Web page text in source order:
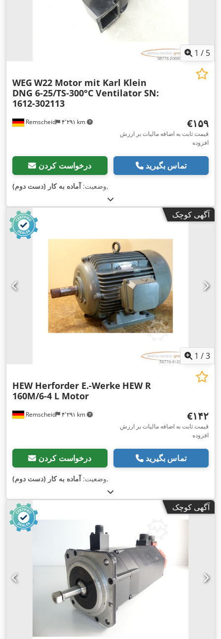
1 / 5
Remscheid ۴٬۲۹۱ km
WEG W22 Motor mit Karl Klein
DNG 6-25/TS-300°C Ventilator SN:
1612-302113
‎€۱۵۹
قیمت ثابت به اضافه مالیات بر ارزش
افزوده
درخواست کردن تماس بگیرید
وضعیت:آماده به کار (دست دوم) ,
آگهی کوچک
1 /3
Remscheid ۴٬۲۹۱ km
HEW Herforder E.-Werke HEW R
160M/6-4 L Motor
‎€۱۴۲
قیمت ثابت به اضافه مالیات بر ارزش
افزوده
درخواست کردن تماس بگیرید
وضعیت:آماده به کار (دست دوم) ,
آگهی کوچک